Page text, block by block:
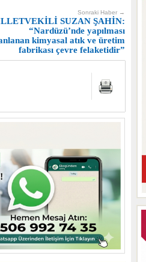
Sonraki Haber →
SUZAN ŞAHİN:
“Nardüzü’nde yapılması
kimyasal atık ve üretim
fabrikası çevre felaketidir”